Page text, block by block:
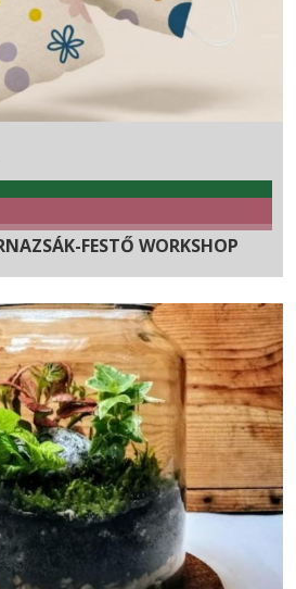
FESTŐ WORKSHOP